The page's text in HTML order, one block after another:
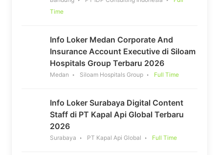
Time
Info Loker Medan Corporate And
Insurance Account Executive di Siloam
Hospitals Group Terbaru 2026
Medan Siloam Hospitals Group Full Time
Info Loker Surabaya Digital Content
Staff di PT Kapal Api Global Terbaru
2026
Surabaya PT Kapal Api Global Full Time